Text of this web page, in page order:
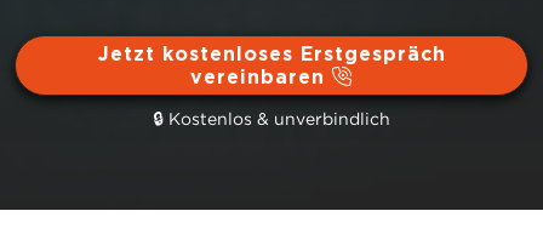
Jetzt kostenloses Erstgespräch
vereinbaren
Hier klicken
🔒 Kostenlos & unverbindlich